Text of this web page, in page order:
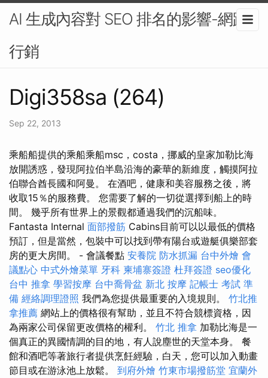
AI 生成內容對 SEO 排名的影響-網路
行銷
Digi358sa (264)
Sep 22, 2013
乘船船提供的乘船乘船msc，costa，挪威的皇家加勒比海
放開誘惑，發現阿拉伯半島沿海的豪華的新維度，觸摸阿拉
伯聯合酋長國和阿曼。 在酒吧，健康和美容服務之後，將
收取15％的服務費。 您需要了解的一切從選擇到船上的時
間。 幾乎所有世界上的景觀都通過我們的沉船味。
Fantasta Internal 面部撥筋 Cabins目前可以以最低的價格
預訂，但是當然，包裝中可以找到帶有陽台或遊艇俱樂部套
房的更大房間。 - 會議餐點 安養院 防水抓漏 台中外燴 會
議點心 中式外燴菜單 牙科 柬埔寨簽證 杜拜簽證 seo優化
台中 推拿 學習按摩 台中喬骨盆 新北 按摩 記帳士 考試 準
備 經絡調理證照 我們為您提供最重要的入境規則。 竹北推
拿推薦 網站上的價格很有幫助，並且不符合競標資格，因
為兩家公司保留更改價格的權利。 竹北 推拿 加勒比海是一
個真正的異國情調的目的地，有人說塵世的天堂本身。 餐
館和酒吧等著旅行者提供烹飪經驗，白天，您可以加入動畫
節目或在游泳池上放鬆。 到府外燴 竹東市場撥筋堂 宜蘭外